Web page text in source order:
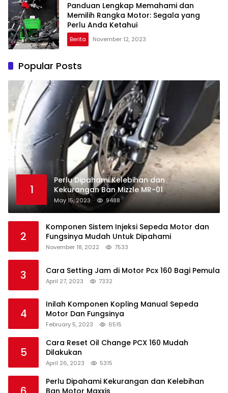
Panduan Lengkap Memahami dan
Memilih Rangka Motor: Segala yang
Perlu Anda Ketahui
Berita November 12, 2023
Popular Posts
1
Perlu Dipahami Kelebihan dan
Kekurangan Ban Mizzle MR-01
May 15, 2023 9488
2
Komponen Sistem Injeksi Sepeda Motor dan
Fungsinya Mudah Untuk Dipahami
November 18, 2022 7533
3 Cara Setting Jam di Motor Pcx 160 Bagi Pemula
April 27, 2023 7332
4
Inilah Komponen Kopling Manual Sepeda
Motor Dan Fungsinya
February 5, 2023 6515
5
Cara Reset Oil Change PCX 160 Mudah
Dilakukan
April 26, 2023 5315
Perlu Dipahami Kekurangan dan Kelebihan